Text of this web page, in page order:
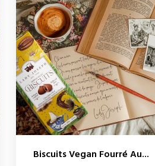
Biscuits Vegan Fourré Au...